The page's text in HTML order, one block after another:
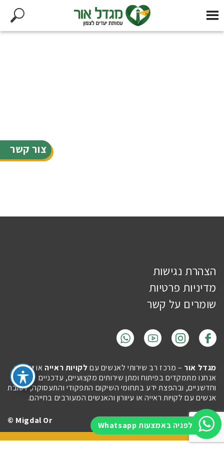
צור קשר
לפניה באמצעות Whatsapp
הצהרת נגישות
מדיניות פרטיות
שומרים על קשר
מגדל אור – מרכז רב שירותי לאנשים עם לקויות ראייה אועיוורון.
אנחנו מתמקדים בפיתוח ומתן שירותים מקצועיים, עדכניים
וחדשניים, ובהפצת ידע בתחומי השיקום התפקודי והתעסוקה, לטובת
אנשים עם לקויות ראייה או עיוורון והאנשים המעורבים בחייהם.
Imaginet
Migdal Or ©